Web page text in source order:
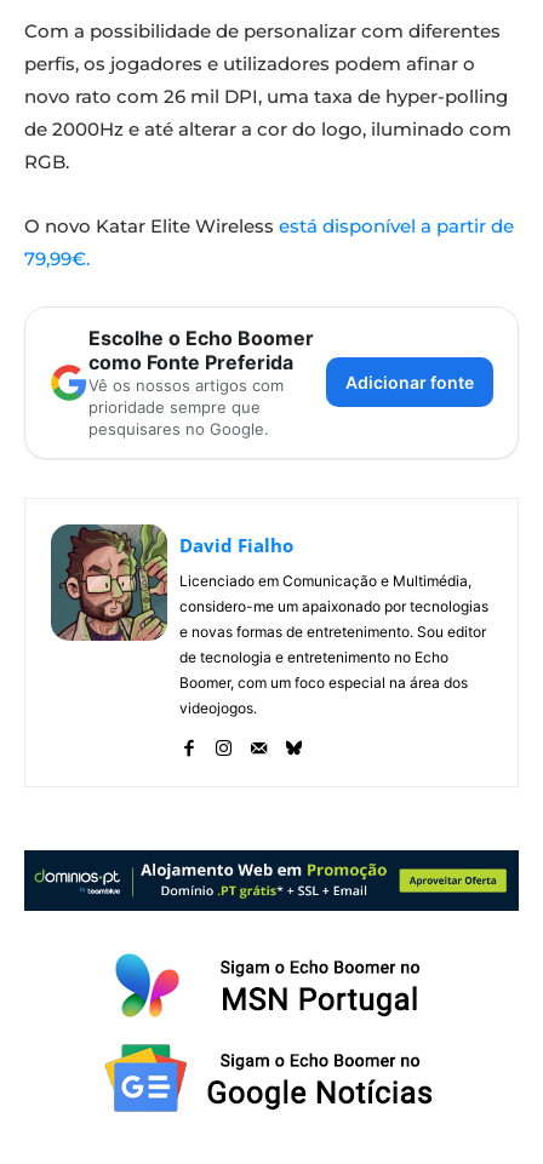
Com a possibilidade de personalizar com diferentes
perfis, os jogadores e utilizadores podem afinar o
novo rato com 26 mil DPI, uma taxa de hyper-polling
de 2000Hz e até alterar a cor do logo, iluminado com
RGB.
O novo Katar Elite Wireless está disponível a partir de
79,99€.
Escolhe o Echo Boomer
como Fonte Preferida
Vê os nossos artigos com
prioridade sempre que
pesquisares no Google.
Adicionar fonte
David Fialho
Licenciado em Comunicação e Multimédia,
considero-me um apaixonado por tecnologias
e novas formas de entretenimento. Sou editor
de tecnologia e entretenimento no Echo
Boomer, com um foco especial na área dos
videojogos.